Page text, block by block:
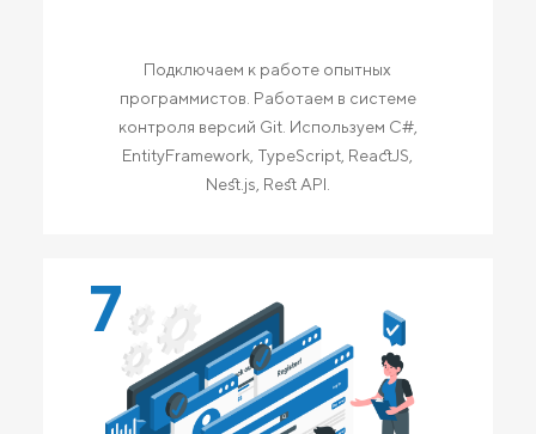
Подключаем к работе опытных
программистов. Работаем в системе
контроля версий Git. Используем C#,
EntityFramework, TypeScript, ReactJS,
Nest.js, Rest API.
7